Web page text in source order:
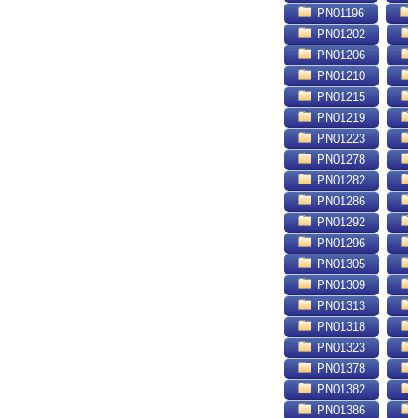
PN01196
PN01202
PN01206
PN01210
PN01215
PN01219
PN01223
PN01278
PN01282
PN01286
PN01292
PN01296
PN01305
PN01309
PN01313
PN01318
PN01323
PN01378
PN01382
PN01386